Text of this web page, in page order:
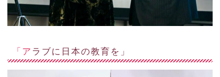
「アラブに日本の教育を」